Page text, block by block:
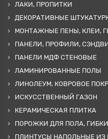
ЛАКИ, ПРОПИТКИ
ДЕКОРАТИВНЫЕ
МОНТАЖНЫЕ ПЕНЫ, КЛЕИ,
ПАНЕЛИ, ПРОФИЛИ,
ПАНЕЛИ МДФ СТЕНОВЫЕ
ЛАМИНИРОВАННЫЕ ПОЛЫ
ЛИНОЛЕУМ, КОВРОВОЕ
ИСКУССТВЕННЫЙ ГАЗОН
КЕРАМИЧЕСКАЯ ПЛИТКА
ПОРОЖКИ ДЛЯ ПОЛА,
ПЛИНТУСЫ НАПОЛЬНЫЕ ИЗ